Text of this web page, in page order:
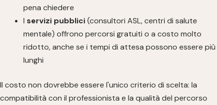
pena chiedere
I servizi pubblici(consultori ASL, centri di salute
mentale) offrono percorsi gratuiti o a costo molto
ridotto, anche se i tempi di attesa possono essere più
lunghi
Il costo non dovrebbe essere l'unico criterio di scelta: la
compatibilità con il professionista e la qualità del percorso